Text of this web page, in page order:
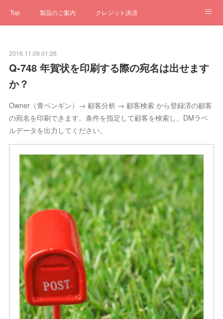
Top 製品のご案内 クレジット決済
ステータス
2016.11.09 01:26
Q-748 年賀状を印刷する際の宛名は出せます
か？
Owner（青ペンギン）→ 顧客分析 → 顧客検索 から登録済の顧客
の宛名を印刷できます。条件を指定して顧客を検索し、DMラベ
ルデータを出力してください。